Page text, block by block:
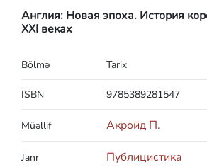
Англия: Новая эпоха. История
XXI веках
Bölmə Tarix
ISBN 9785389281547
Müəllif Акройд П.
Janr Публицистика